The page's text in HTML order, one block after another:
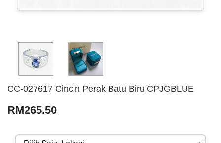
CC-027617 Cincin Perak Batu Biru CPJGBLUE
RM265.50